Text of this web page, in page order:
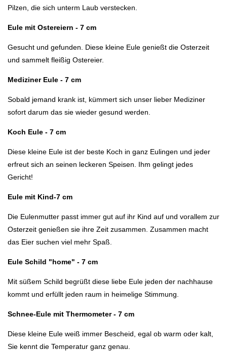
Pilzen, die sich unterm Laub verstecken.
Eule mit Ostereiern - 7 cm
Gesucht und gefunden. Diese kleine Eule genießt die Osterzeit
und sammelt fleißig Ostereier.
Mediziner Eule - 7 cm
Sobald jemand krank ist, kümmert sich unser lieber Mediziner
sofort darum das sie wieder gesund werden.
Koch Eule - 7 cm
Diese kleine Eule ist der beste Koch in ganz Eulingen und jeder
erfreut sich an seinen leckeren Speisen. Ihm gelingt jedes
Gericht!
Eule mit Kind-7 cm
Die Eulenmutter passt immer gut auf ihr Kind auf und vorallem zur
Osterzeit genießen sie ihre Zeit zusammen. Zusammen macht
das Eier suchen viel mehr Spaß.
Eule Schild "home" - 7 cm
Mit süßem Schild begrüßt diese liebe Eule jeden der nachhause
kommt und erfüllt jeden raum in heimelige Stimmung.
Schnee-Eule mit Thermometer - 7 cm
Diese kleine Eule weiß immer Bescheid, egal ob warm oder kalt,
Sie kennt die Temperatur ganz genau.